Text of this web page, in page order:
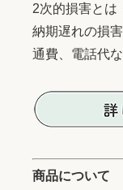
2次的損害とは
納期遅れの損
通費、電話代
商品について